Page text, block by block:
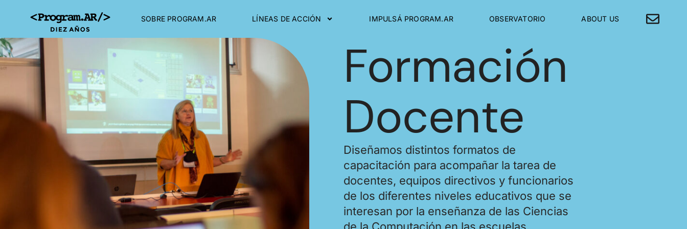
SOBRE PROGRAM.AR LÍNEAS DE ACCIÓN IMPULSÁ PROGRAM.AR OBSERVATORIO ABOUT US
Formación
Docente
Diseñamos distintos formatos de
capacitación para acompañar la tarea de
docentes, equipos directivos y funcionarios
de los diferentes niveles educativos que se
interesan por la enseñanza de las Ciencias